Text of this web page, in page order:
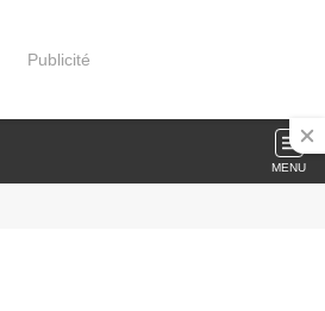
Publicité
MENU